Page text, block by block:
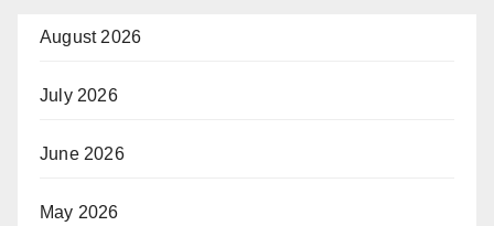
August 2026
July 2026
June 2026
May 2026